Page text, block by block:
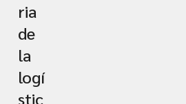
ria
de
la
logí
stic